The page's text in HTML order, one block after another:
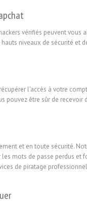
vérifiés peuvent vous
niveaux de sécurité et
l'accès à votre
pouvez être sûr de recevoir
et en toute sécurité.
mots de passe perdus et
de piratage